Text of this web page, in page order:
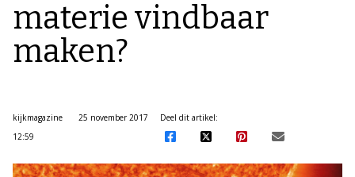
materie vindbaar
maken?
kijkmagazine
25 november 2017
12:59
Deel dit artikel: